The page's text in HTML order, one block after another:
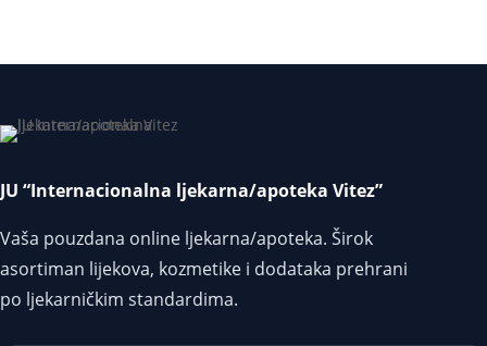
JU “Internacionalna ljekarna/apoteka Vitez”
Vaša pouzdana online ljekarna/apoteka. Širok
asortiman lijekova, kozmetike i dodataka prehrani
po ljekarničkim standardima.